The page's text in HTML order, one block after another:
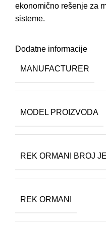
ekonomično rešenje za
sisteme.
Dodatne informacije
MANUFACTURER
MODEL PROIZVODA
REK ORMANI BROJ
REK ORMANI